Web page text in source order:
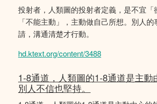
投射者，人類圖的投射者定義，是不宜「
「不能主動」，主動做自己所想。別人
請，溝通清楚才行動。
hd.ktext.org/content/3488
1-8通道，人類圖的1-8通道是主動
別人不信也堅持。